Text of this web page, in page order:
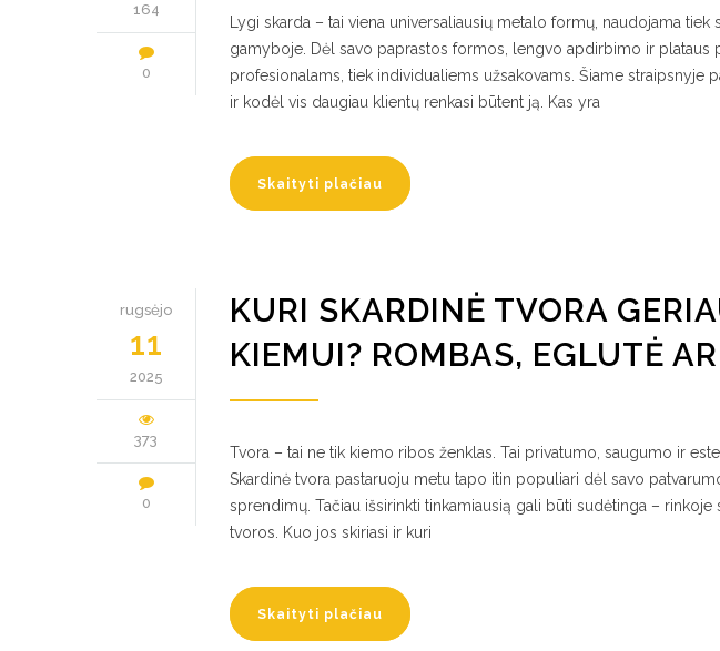
164
0
Lygi skarda – tai viena universaliausių metalo formų, naudojama
gamyboje. Dėl savo paprastos formos, lengvo apdirbimo ir plataus
profesionalams, tiek individualiems užsakovams. Šiame straipsnyje
ir kodėl vis daugiau klientų renkasi būtent ją. Kas yra
Skaityti plačiau
rugsėjo
11
2025
373
0
KURI SKARDINĖ TVORA
KIEMUI? ROMBAS, EGLUTĖ
Tvora – tai ne tik kiemo ribos ženklas. Tai privatumo, saugumo ir
Skardinė tvora pastaruoju metu tapo itin populiari dėl savo
sprendimų. Tačiau išsirinkti tinkamiausią gali būti sudėtinga –
tvoros. Kuo jos skiriasi ir kuri
Skaityti plačiau